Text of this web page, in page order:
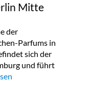
Mitte
der
Parfums in
sich der
und führt
Up Store in Berlin